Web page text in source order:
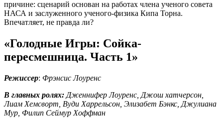
причине: сценарий основан на работах члена ученого совета
НАСА и заслуженного ученого-физика Кипа Торна.
Впечатляет, не правда ли?
«Голодные Игры: Сойка-
пересмешница. Часть 1»
Режиссер: Фрэнсис Лоуренс
В главных ролях: Дженнифер Лоуренс, Джош хатчерсон,
Лиам Хемсворт, Вуди Харрельсон, Элизабет Бэнкс, Джулиана
Мур, Филип Сеймур Хоффман